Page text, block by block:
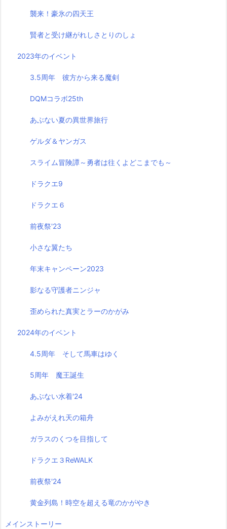
襲来！豪氷の四天王
賢者と受け継がれしさとりのしょ
2023年のイベント
3.5周年 彼方から来る魔剣
DQMコラボ25th
あぶない夏の異世界旅行
ゲルダ＆ヤンガス
スライム冒険譚～勇者は往くよどこまでも～
ドラクエ9
ドラクエ６
前夜祭'23
小さな翼たち
年末キャンペーン2023
影なる守護者ニンジャ
歪められた真実とラーのかがみ
2024年のイベント
4.5周年 そして馬車はゆく
5周年 魔王誕生
あぶない水着'24
よみがえれ天の箱舟
ガラスのくつを目指して
ドラクエ３ReWALK
前夜祭'24
黄金列島！時空を超える竜のかがやき
メインストーリー